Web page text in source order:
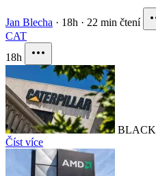
Jan Blecha · 18h · 22 min čtení
CAT
18h
BLACK
Číst více